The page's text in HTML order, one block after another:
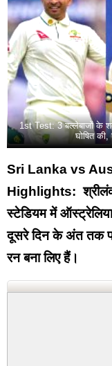
1st Test: 3 बल्लेबाजों के
घोषित
Sri Lanka vs
Highlights:
स्टेडियम में
दूसरे दिन के अंत तक
रन बना लिए हैं।